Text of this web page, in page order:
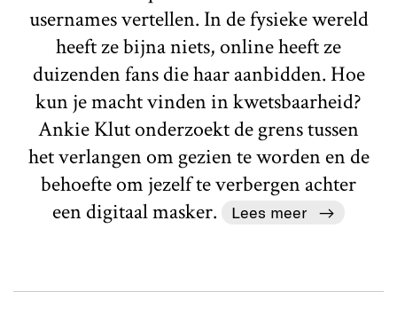
usernames vertellen. In de fysieke wereld
heeft ze bijna niets, online heeft ze
duizenden fans die haar aanbidden. Hoe
kun je macht vinden in kwetsbaarheid?
Ankie Klut onderzoekt de grens tussen
het verlangen om gezien te worden en de
behoefte om jezelf te verbergen achter
een digitaal masker.
Lees meer